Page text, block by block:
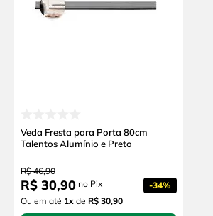
Veda Fresta para Porta 80cm
Talentos Alumínio e Preto
R$ 46,90
R$ 30,90 no Pix -34%
Ou em até 1x de R$ 30,90